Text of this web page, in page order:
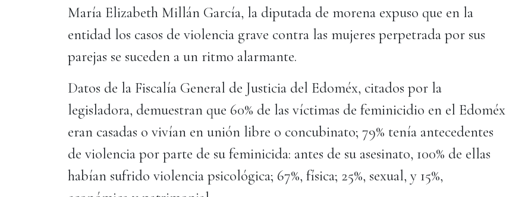
María Elizabeth Millán García, la diputada de morena expuso que en la
entidad los casos de violencia grave contra las mujeres perpetrada por sus
parejas se suceden a un ritmo alarmante.
Datos de la Fiscalía General de Justicia del Edoméx, citados por la
legisladora, demuestran que 60% de las víctimas de feminicidio en el Edoméx
eran casadas o vivían en unión libre o concubinato; 79% tenía antecedentes
de violencia por parte de su feminicida: antes de su asesinato, 100% de ellas
habían sufrido violencia psicológica; 67%, física; 25%, sexual, y 15%,